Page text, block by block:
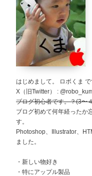
はじめまして。 ロボくま で
X（旧Twitter） :
ブログ初心者です。？(3〜
ブログ初めて何年経ったか
す。
Photoshop、Illustrator、
ました。
・新しい物好き
・特にアップル製品